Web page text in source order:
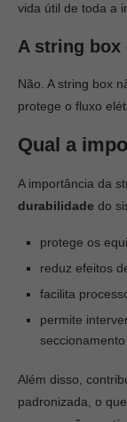
vida útil de toda a
A string box
Não. A string box
protege o fluxo
Qual a
A importância da
durabilidade do
protege os
reduz efeitos
facilita
permite
seccionamento
Além disso,
padronizada, o